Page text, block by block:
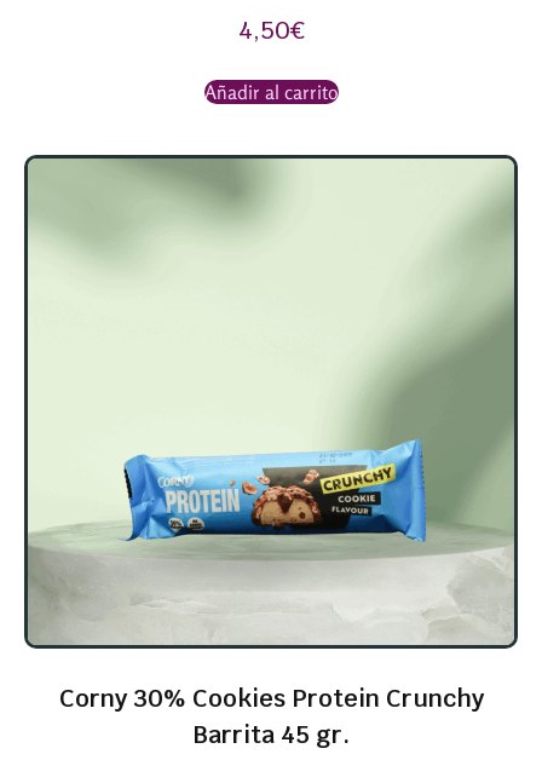
4,50€
Añadir al carrito
Corny 30% Cookies Protein Crunchy
Barrita 45 gr.